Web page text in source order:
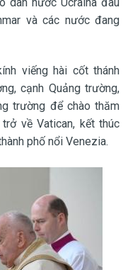
và các nước đang
viếng hài cốt thánh
cạnh Quảng trường,
trường để chào thăm
về Vatican, kết thúc
phố nổi Venezia.